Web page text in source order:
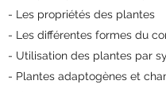
- Les propriétés des plantes
- Les différentes formes du
- Utilisation des plantes par
- Plantes adaptogènes et